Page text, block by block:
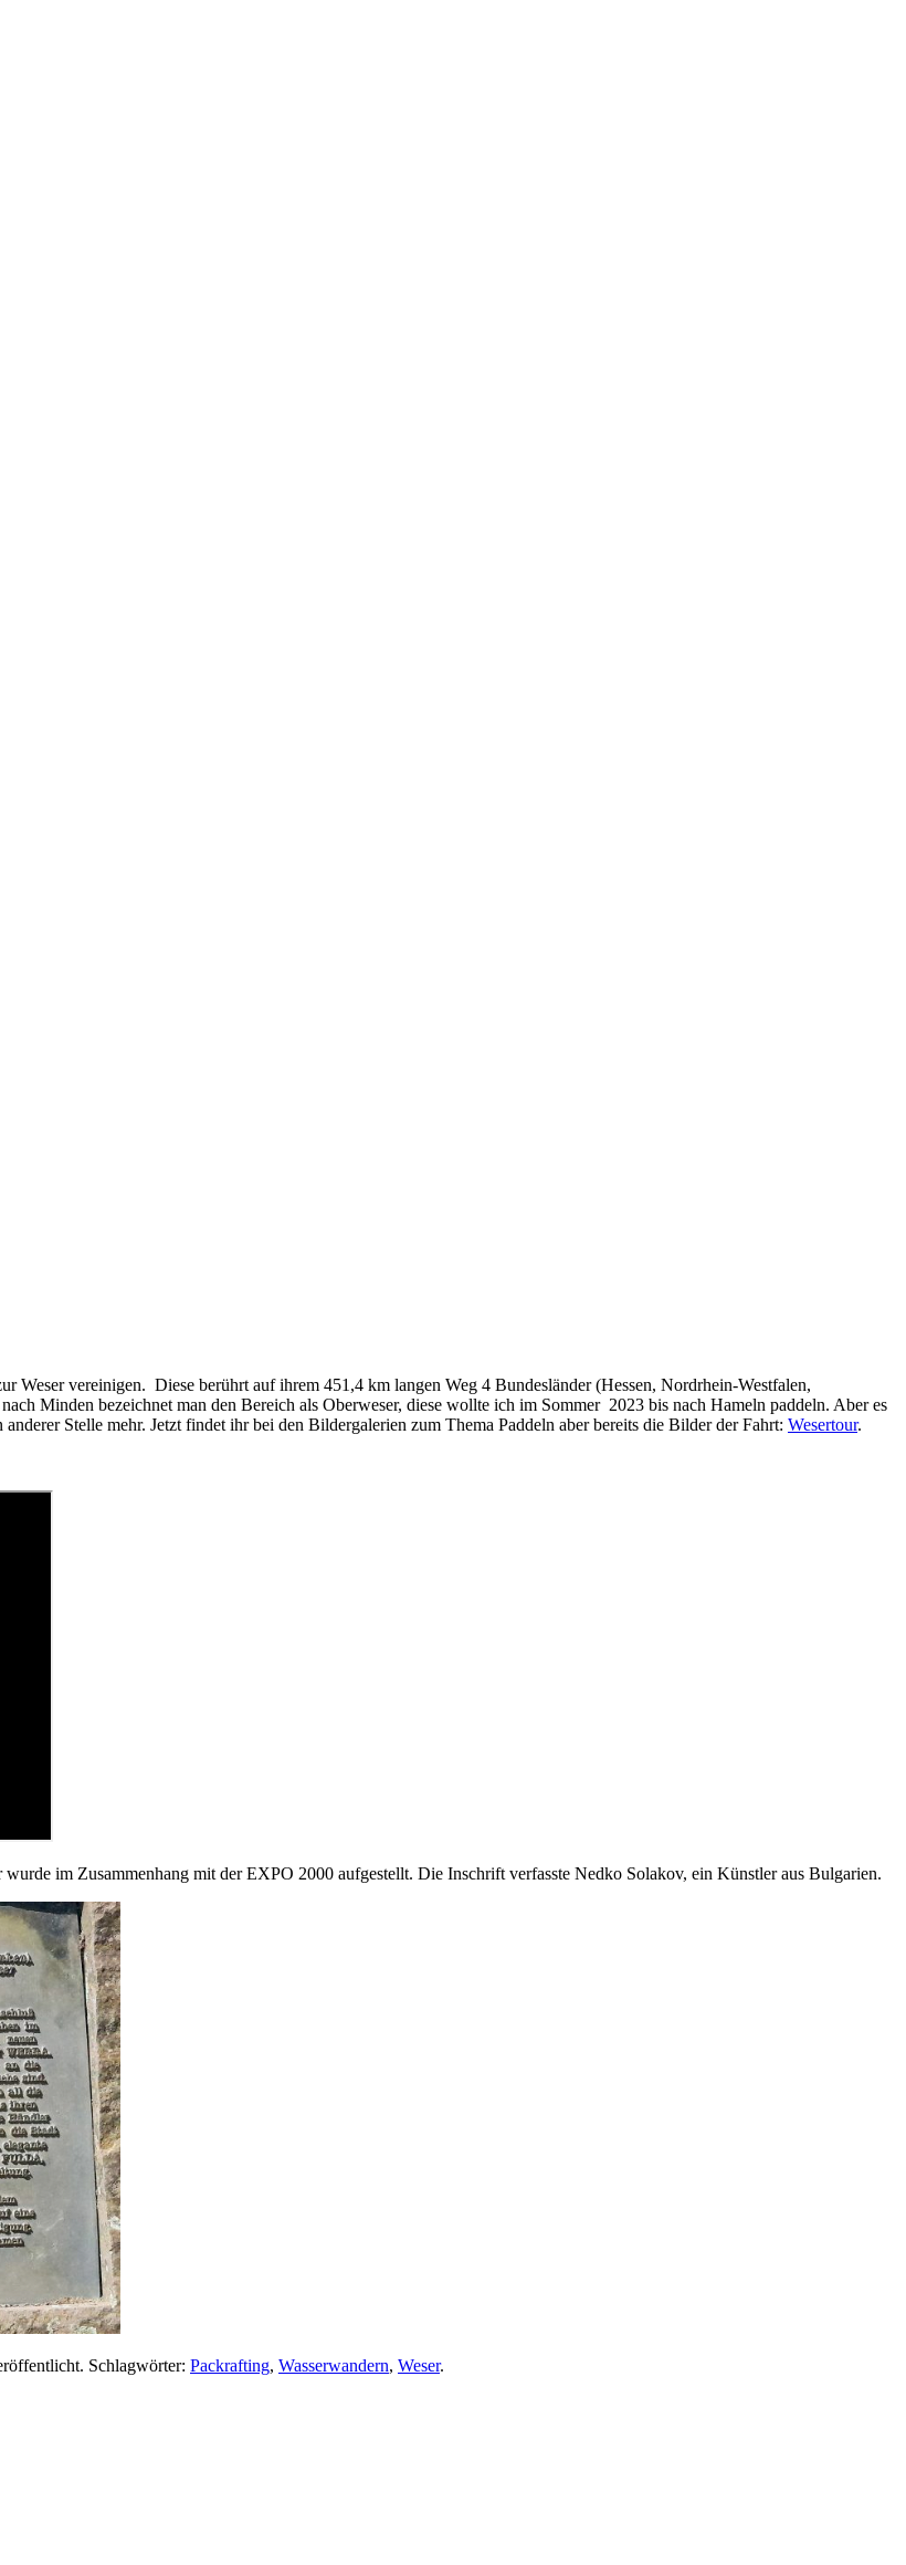
Weser vereinigen. Diese berührt auf ihrem 451,4 km langen Weg 4 Bundesländer (Hessen, Nordrhein-Westfalen,
Minden bezeichnet man den Bereich als Oberweser, diese wollte ich im Sommer 2023 bis nach Hameln paddeln. Aber es
Stelle mehr. Jetzt findet ihr bei den Bildergalerien zum Thema Paddeln aber bereits die Bilder der Fahrt: Wesertour.
wurde im Zusammenhang mit der EXPO 2000 aufgestellt. Die Inschrift verfasste Nedko Solakov, ein Künstler aus Bulgarien.
Schlagwörter: Packrafting, Wasserwandern, Weser.